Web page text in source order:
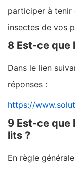
participer à tenir
insectes de vos
8 Est-ce que
Dans le lien
réponses :
https://
9 Est-ce que
lits ?
En règle